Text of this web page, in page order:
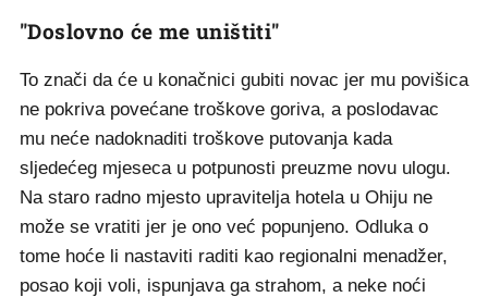
"Doslovno će me uništiti"
To znači da će u konačnici gubiti novac jer mu povišica
ne pokriva povećane troškove goriva, a poslodavac
mu neće nadoknaditi troškove putovanja kada
sljedećeg mjeseca u potpunosti preuzme novu ulogu.
Na staro radno mjesto upravitelja hotela u Ohiju ne
može se vratiti jer je ono već popunjeno. Odluka o
tome hoće li nastaviti raditi kao regionalni menadžer,
posao koji voli, ispunjava ga strahom, a neke noći